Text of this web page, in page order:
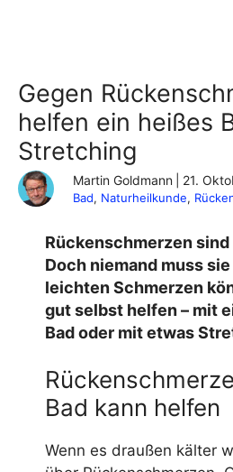
Gegen
helfen ein heißes
Stretching
Martin Goldmann 21.
Bad, Naturheilkunde,
Rückenschmerzen
Doch niemand muss
leichten Schmerzen
gut selbst helfen – mit
Bad oder mit etwas
Bad kann helfen
Wenn es draußen kälter